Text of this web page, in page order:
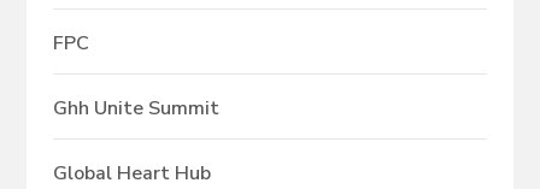
FPC
Ghh Unite Summit
Global Heart Hub